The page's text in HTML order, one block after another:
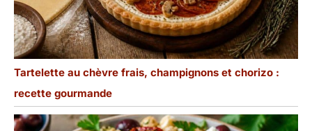
Tartelette au chèvre frais, champignons et chorizo :
recette gourmande